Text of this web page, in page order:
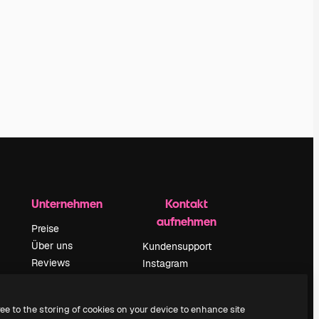
Unternehmen
Preise
Über uns
Reviews
Blog
Kontakt
aufnehmen
Kundensupport
Instagram
TikTok
to the storing of cookies on your device to enhance site